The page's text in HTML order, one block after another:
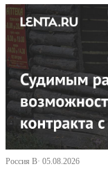
Россия В· 05.08.2026